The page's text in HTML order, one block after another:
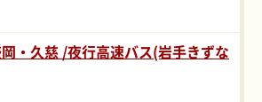
・久慈 /夜行高速バス(岩手きずな